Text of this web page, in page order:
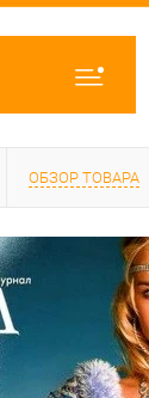
ОБЗОР ТОВАРА